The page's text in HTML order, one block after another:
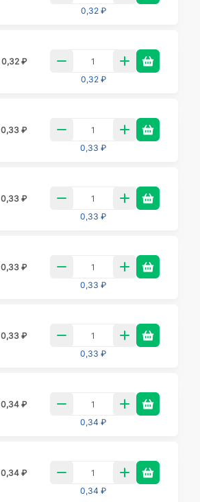
0,32 ₽
0,32 ₽
0,32 ₽
0,33 ₽
0,33 ₽
0,33 ₽
0,33 ₽
0,33 ₽
0,33 ₽
0,33 ₽
0,33 ₽
0,34 ₽
0,34 ₽
0,34 ₽
0,34 ₽